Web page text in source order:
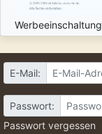
Werbeeinschaltung
E-Mail:
Passwort:
Passwort vergessen